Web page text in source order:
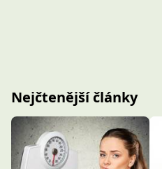
Nejčtenější články